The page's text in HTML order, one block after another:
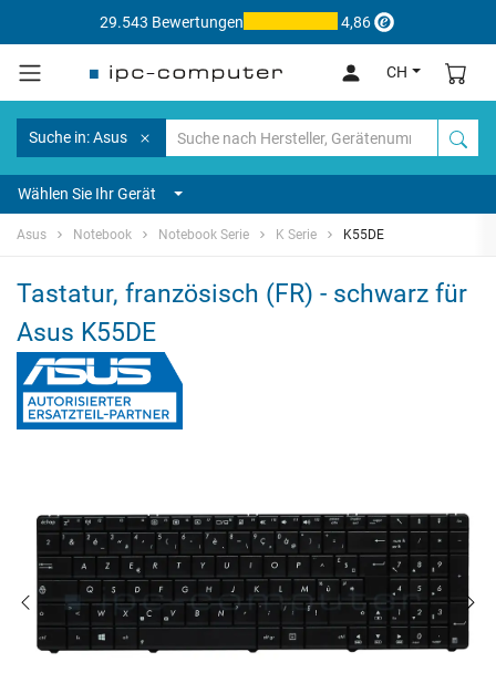
29.543 Bewertungen 4,86
CH
Suche in: Asus
Wählen Sie Ihr Gerät
Asus Notebook Notebook Serie K Serie K55DE
Tastatur, französisch (FR) - schwarz für
Asus K55DE